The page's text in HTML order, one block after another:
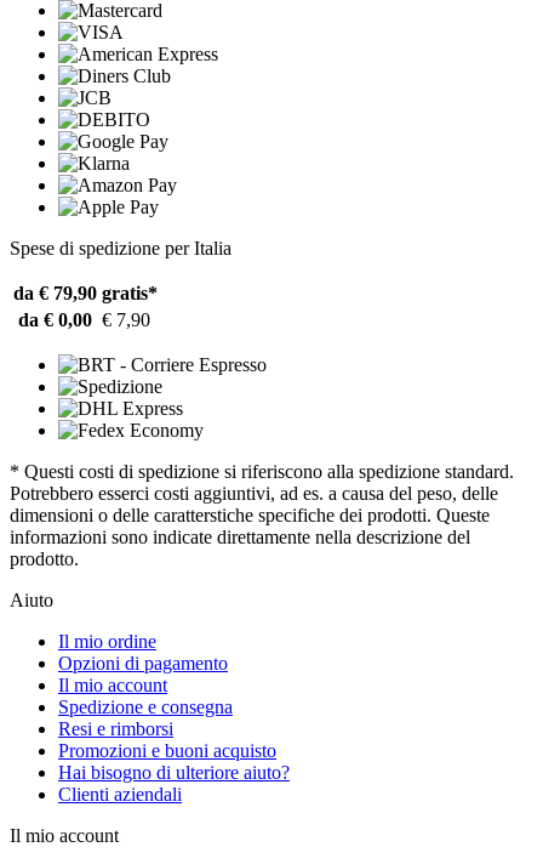
Spese di spedizione per Italia
da € 79,90 gratis*
da € 0,00 € 7,90
* Questi costi di spedizione si riferiscono alla spedizione standard.
Potrebbero esserci costi aggiuntivi, ad es. a causa del peso, delle
dimensioni o delle caratterstiche specifiche dei prodotti. Queste
informazioni sono indicate direttamente nella descrizione del
prodotto.
Aiuto
Il mio ordine
Opzioni di pagamento
Il mio account
Spedizione e consegna
Resi e rimborsi
Promozioni e buoni acquisto
Hai bisogno di ulteriore aiuto?
Clienti aziendali
Il mio account